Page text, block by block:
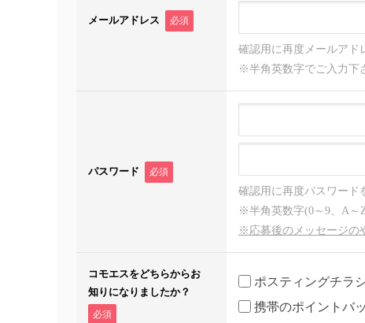
メールアドレス 必須
確認用に再度メールアド
※半角英数字でご入力下
パスワード 必須
確認用に再度パスワード
※半角英数字(0～9、A～
※応募後のメッセージの
コモエスをどちらからお
知りになりましたか？
必須
ポスティングチラ
携帯のポイントバ